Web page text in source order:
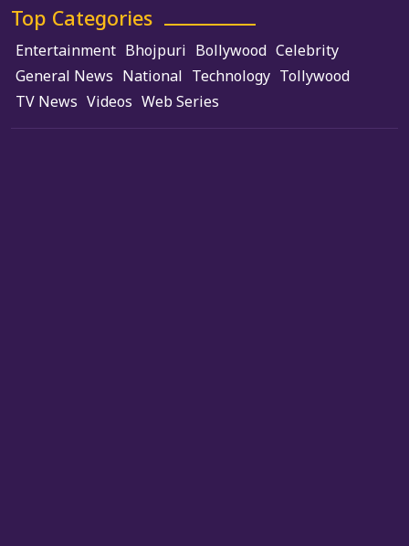
Top Categories
Entertainment Bhojpuri Bollywood Celebrity
General News National Technology Tollywood
TV News Videos Web Series